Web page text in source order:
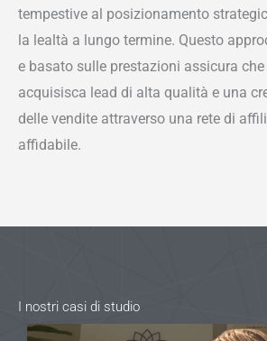
tempestive al posizionamento
la lealtà a lungo termine. Questo
e basato sulle prestazioni assicura
acquisisca lead di alta qualità e una
delle vendite attraverso una rete di
affidabile.
I nostri casi di studio